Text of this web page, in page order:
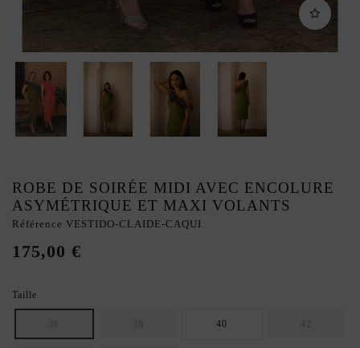
ROBE DE SOIRÉE MIDI AVEC ENCOLURE
ASYMÉTRIQUE ET MAXI VOLANTS
Référence VESTIDO-CLAIDE-CAQUI
175,00 €
Taille
40